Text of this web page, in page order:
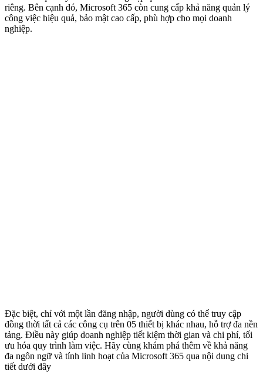
riêng. Bên cạnh đó, Microsoft 365 còn cung cấp khả năng quản lý
công việc hiệu quả, bảo mật cao cấp, phù hợp cho mọi doanh
nghiệp.
Đặc biệt, chỉ với một lần đăng nhập, người dùng có thể truy cập
đồng thời tất cả các công cụ trên 05 thiết bị khác nhau, hỗ trợ đa nền
tảng. Điều này giúp doanh nghiệp tiết kiệm thời gian và chi phí, tối
ưu hóa quy trình làm việc. Hãy cùng khám phá thêm về khả năng
đa ngôn ngữ và tính linh hoạt của Microsoft 365 qua nội dung chi
tiết dưới đây